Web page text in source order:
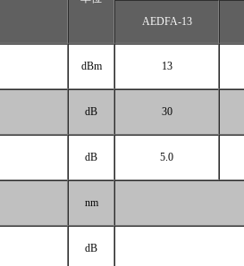
AEDFA-13
dBm 13
dB 30
dB 5.0
nm
dB